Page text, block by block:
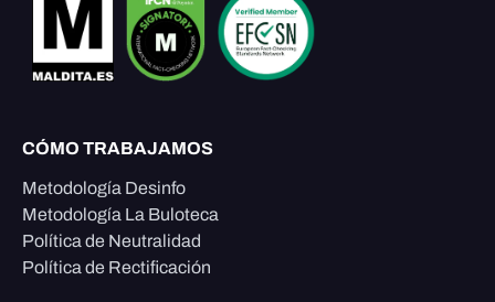
CÓMO TRABAJAMOS
Metodología Desinfo
Metodología La Buloteca
Política de Neutralidad
Política de Rectificación